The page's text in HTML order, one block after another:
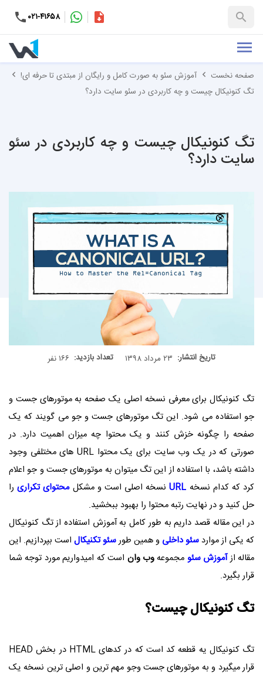
۰۲۱-۴۱۶۵۸
+۹۸-کاتالوگ
صفحه نخست
آموزش سئو به صورت کامل و رایگان از مبتدی تا حرفه ای!
تگ کنونیکال چیست و چه کاربردی در سئو سایت دارد؟
تگ کنونیکال چیست و چه کاربردی در سئو
سایت دارد؟
تاریخ انتشار: ۲۳ مرداد ۱۳۹۸ تعداد بازدید: ۱۶۶ نفر
تگ کنونیکال برای معرفی نسخه اصلی یک صفحه به موتورهای جست و
جو استفاده می شود. این تگ موتورهای جست و جو می گویند که یک
صفحه را چگونه خزش کنند و یک محتوا چه میزان اهمیت دارد. در
صورتی که در یک وب سایت برای یک محتوا URL های مختلفی وجود
داشته باشد، با استفاده از این تگ میتوان به موتورهای جست و جو اعلام
کرد که کدام نسخه URLنسخه اصلی است و مشکلمحتوای تکراریرا
حل کنید و در نهایت رتبه محتوا را بهبود ببخشید.
در این مقاله قصد داریم به طور کامل به آموزش استفاده از تگ کنونیکال
که یکی از موارد سئو داخلی و همین طورسئو تکنیکال است بپردازیم. این
مقاله ازآموزش سئو مجموعهوب وان است که امیدواریم مورد توجه شما
قرار بگیرد.
تگ کنونیکال چیست؟
تگ کنونیکال یه قطعه کد است که در کدهای HTML در بخش HEAD
قرار میگیرد و به موتورهای جست وجو مهم ترین و اصلی ترین نسخه یک